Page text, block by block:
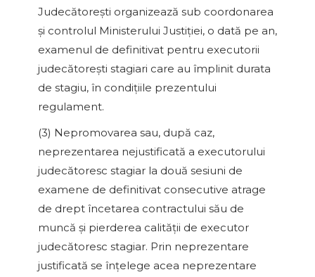
Judecătoreşti organizează sub coordonarea
şi controlul Ministerului Justiţiei, o dată pe an,
examenul de definitivat pentru executorii
judecătoreşti stagiari care au împlinit durata
de stagiu, în condiţiile prezentului
regulament.
(3) Nepromovarea sau, după caz,
neprezentarea nejustificată a executorului
judecătoresc stagiar la două sesiuni de
examene de definitivat consecutive atrage
de drept încetarea contractului său de
muncă şi pierderea calităţii de executor
judecătoresc stagiar. Prin neprezentare
justificată se înţelege acea neprezentare